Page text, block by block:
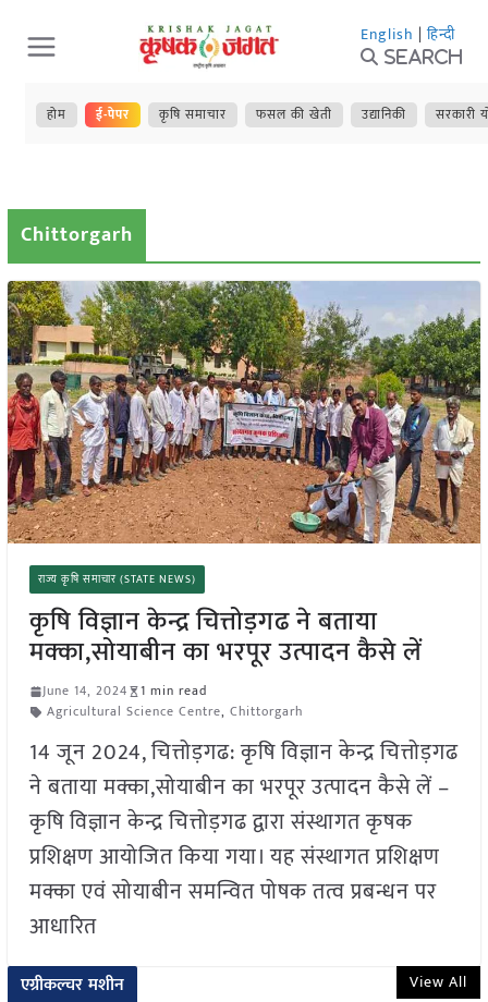
Skip
to
content
English | हिन्दी
Search
होम ई-पेपर कृषि समाचार फसल की खेती उद्यानिकी सरकारी
Chittorgarh
राज्य कृषि समाचार (STATE NEWS)
कृषि विज्ञान केन्द्र चित्तोड़गढ ने बताया
मक्का,सोयाबीन का भरपूर उत्पादन कैसे लें
June 14, 2024
1 min read
Agricultural Science Centre, Chittorgarh
14 जून 2024, चित्तोड़गढ: कृषि विज्ञान केन्द्र चित्तोड़गढ
ने बताया मक्का,सोयाबीन का भरपूर उत्पादन कैसे लें –
कृषि विज्ञान केन्द्र चित्तोड़गढ द्वारा संस्थागत कृषक
प्रशिक्षण आयोजित किया गया। यह संस्थागत प्रशिक्षण
मक्का एवं सोयाबीन समन्वित पोषक तत्व प्रबन्धन पर
आधारित
एग्रीकल्चर मशीन View All